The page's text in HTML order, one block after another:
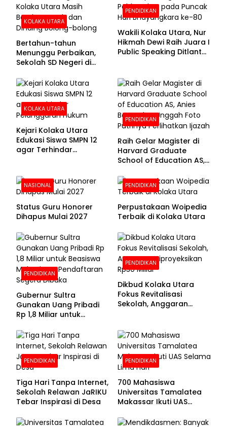
KOLAKA UTARA
Bertahun-tahun
Menunggu Perbaikan,
Sekolah SD Negeri di
Beralas Tanah dan
Dinding Bolong-bolong
PENDIDIKAN
Wakili Kolaka Utara, Nur
Hikmah Dewi Raih Juara I
Public Speaking Ditlantas
Bhayangkara ke-80
KOLAKA UTARA
Kejari Kolaka Utara
Edukasi Siswa SMPN 12
agar Terhindar
PENDIDIKAN
Raih Gelar Magister di
Harvard Graduate
School of Education AS,
Foto Putrinya Perlihatkan
Ijazah
NASIONAL
Status Guru Honorer
Dihapus Mulai 2027
PENDIDIKAN
Perpustakaan Woipedia
Terbaik di Kolaka Utara
PENDIDIKAN
Gubernur Sultra
Gunakan Uang Pribadi
Rp 1,8 Miliar untuk
Pendaftaran Segera
Dibuka
PENDIDIKAN
Dikbud Kolaka Utara
Fokus Revitalisasi
Sekolah, Anggaran
PENDIDIKAN
Tiga Hari Tanpa Internet,
Sekolah Relawan JaRIKU
Tebar Inspirasi di Desa
PENDIDIKAN
700 Mahasiswa
Universitas Tamalatea
Makassar Ikuti UAS